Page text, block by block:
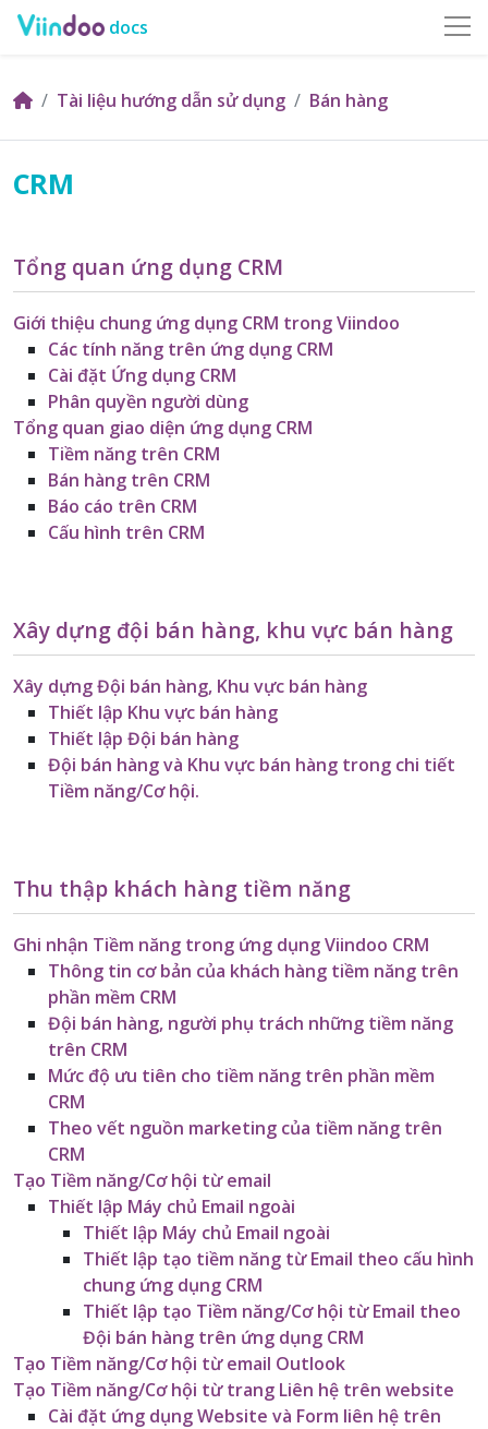
docs
Tài liệu hướng dẫn sử dụng Bán hàng
CRM
Tổng quan ứng dụng CRM
Giới thiệu chung ứng dụng CRM trong Viindoo
Các tính năng trên ứng dụng CRM
Cài đặt Ứng dụng CRM
Phân quyền người dùng
Tổng quan giao diện ứng dụng CRM
Tiềm năng trên CRM
Bán hàng trên CRM
Báo cáo trên CRM
Cấu hình trên CRM
Xây dựng đội bán hàng, khu vực bán hàng
Xây dựng Đội bán hàng, Khu vực bán hàng
Thiết lập Khu vực bán hàng
Thiết lập Đội bán hàng
Đội bán hàng và Khu vực bán hàng trong chi tiết
Tiềm năng/Cơ hội.
Thu thập khách hàng tiềm năng
Ghi nhận Tiềm năng trong ứng dụng Viindoo CRM
Thông tin cơ bản của khách hàng tiềm năng trên
phần mềm CRM
Đội bán hàng, người phụ trách những tiềm năng
trên CRM
Mức độ ưu tiên cho tiềm năng trên phần mềm
CRM
Theo vết nguồn marketing của tiềm năng trên
CRM
Tạo Tiềm năng/Cơ hội từ email
Thiết lập Máy chủ Email ngoài
Thiết lập Máy chủ Email ngoài
Thiết lập tạo tiềm năng từ Email theo cấu hình
chung ứng dụng CRM
Thiết lập tạo Tiềm năng/Cơ hội từ Email theo
Đội bán hàng trên ứng dụng CRM
Tạo Tiềm năng/Cơ hội từ email Outlook
Tạo Tiềm năng/Cơ hội từ trang Liên hệ trên website
Cài đặt ứng dụng Website và Form liên hệ trên